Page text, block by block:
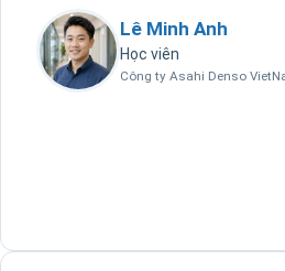
Lê Minh Anh
Học viên
Công ty Asahi Denso